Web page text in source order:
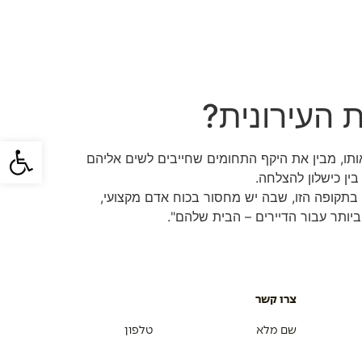
פתח
מבין את היקף התחומים שחייבים לשים אליהם
כישלון להצלחה.
בתקופה הזו, שבה יש מחסור בכוח אדם מקצועי,
עבור הדיירים – הבית שלהם".
צרו קשר
שם מלא טלפון